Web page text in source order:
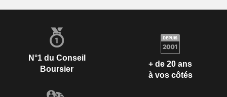
N°1 du Conseil
Boursier
+ de 20 ans
à vos côtés